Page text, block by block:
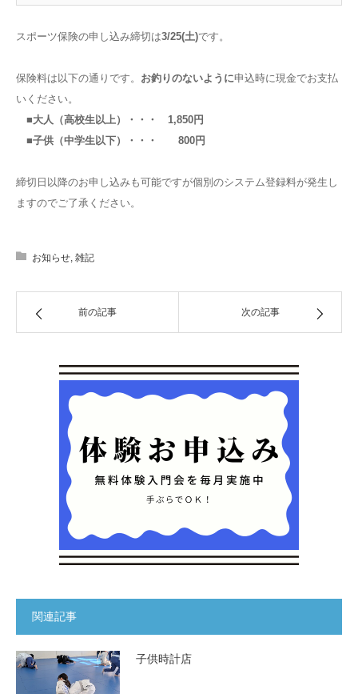
スポーツ保険の申し込み締切は3/25(土)です。
保険料は以下の通りです。 お釣りのないように申込時に現金でお支払
いください。
■大人（高校生以上）・・・ 1,850円
■子供（中学生以下）・・・ 800円
締切日以降のお申し込みも可能ですが個別のシステム登録料が発生し
ますのでご了承ください。
お知らせ, 雑記
前の記事 次の記事
関連記事
子供時計店